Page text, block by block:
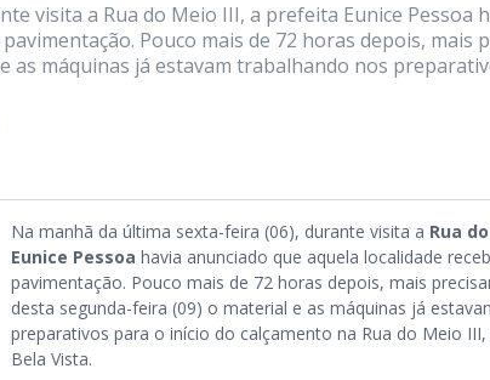
visita a Rua do Meio III, a prefeita Eunice Pessoa
Pouco mais de 72 horas depois, mais
as máquinas já estavam trabalhando nos
Na manhã da última sexta-feira (06), durante visita a Rua
Eunice Pessoa havia anunciado que aquela localidade
pavimentação. Pouco mais de 72 horas depois, mais
desta segunda-feira (09) o material e as máquinas já
preparativos para o início do calçamento na Rua do Meio
Bela Vista.